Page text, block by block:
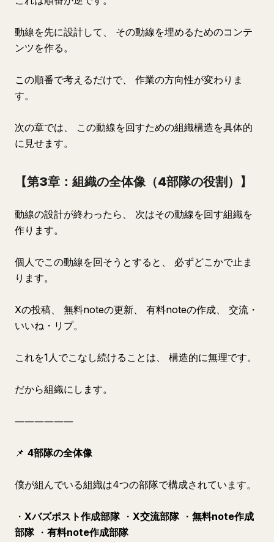
動線を先に設計して、 その動線を埋めるためのコンテ
ンツを作る。
この順番で考えるだけで、 作業の方向性が変わりま
す。
次の章では、 この動線を回すための組織構造を具体的
に見せます。
【第3章：組織の全体像（4部隊の役割）】
動線の設計が終わったら、 次はその動線を回す組織を
作ります。
個人でこの動線を回そうとすると、 必ずどこかで止ま
ります。
Xの投稿、 無料noteの更新、 有料noteの作成、 交流・
いいね・リプ。
これを1人でこなし続けることは、 構造的に無理です。
だから組織にします。
――――――
📌 4部隊の全体像
僕が組んでいる組織は4つの部隊で構成されています。
・ Xバズポスト作成部隊・ X交流部隊・ 無料note作成
部隊・ 有料note作成部隊